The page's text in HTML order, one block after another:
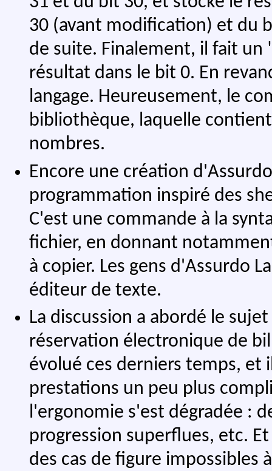
30 (avant modification) et du
de suite. Finalement, il fait
résultat dans le bit 0. En
langage. Heureusement, le
bibliothèque, laquelle
nombres.
Encore une création
programmation inspiré des
C'est une commande à la
fichier, en donnant
à copier. Les gens d'Assurdo
éditeur de texte.
La discussion a abordé le
réservation électronique de
évolué ces derniers temps, et
prestations un peu plus
l'ergonomie s'est dégradée :
progression superflues, etc.
des cas de figure impossibles